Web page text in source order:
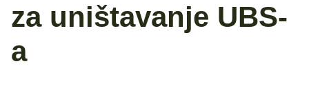
za uništavanje UBS-
a